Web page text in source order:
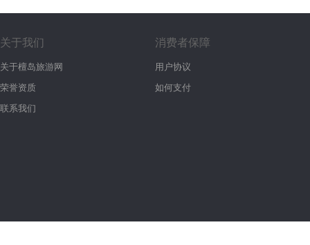
关于我们
关于檀岛旅游网
荣誉资质
联系我们
消费者保障
用户协议
如何支付